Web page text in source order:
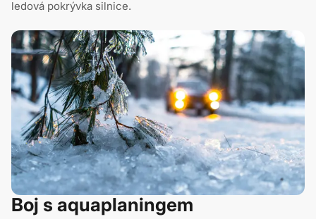
ledová pokrývka silnice.
Boj s aquaplaningem